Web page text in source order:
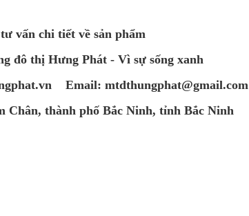
vấn chi tiết về sản phẩm
đô thị Hưng Phát - Vì sự sống xanh
Email: mtdthungphat@gmail.com
thành phố Bắc Ninh, tỉnh Bắc Ninh